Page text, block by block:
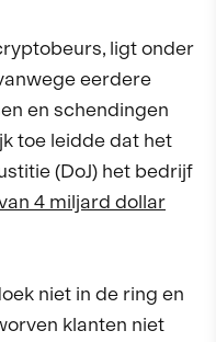
ligt onder
eerdere
en schendingen
toe leidde dat het
(DoJ) het bedrijf
4 miljard dollar
niet in de ring en
klanten niet